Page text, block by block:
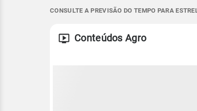
CONSULTE A PREVISÃO DO TEMPO PARA
Conteúdos Agro